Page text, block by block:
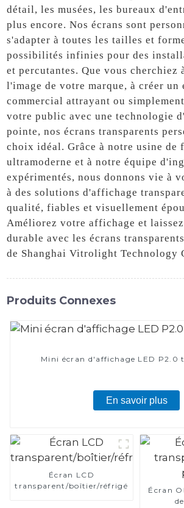
détail, les musées, les bureaux
plus encore. Nos écrans sont
s'adapter à toutes les tailles et
possibilités infinies pour des
et percutantes. Que vous cherchiez
l'image de votre marque, à créer un
commercial attrayant ou
votre public avec une technologie
pointe, nos écrans transparents
choix idéal. Grâce à notre usine de
ultramoderne et à notre équipe
expérimentés, nous donnons vie à
à des solutions d'affichage
qualité, fiables et visuellement
Améliorez votre affichage et
durable avec les écrans
de Shanghai Vitrolight Technology
Produits Connexes
Mini écran d'affichage LED P2.0
En savoir plus
Écran LCD
transparent/boîtier/réfrigérateurÉcran